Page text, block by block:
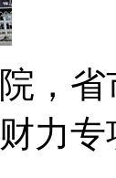
，
力